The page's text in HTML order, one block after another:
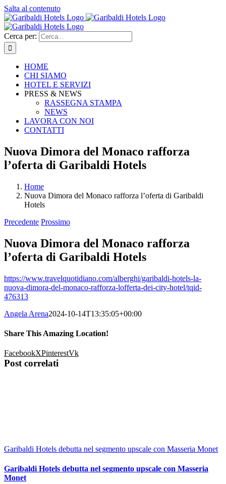
Salta al contenuto
Cerca per:
HOME
CHI SIAMO
HOTEL E SERVIZI
PRESS & NEWS
RASSEGNA STAMPA
NEWS
LAVORA CON NOI
CONTATTI
Nuova Dimora del Monaco rafforza
l’oferta di Garibaldi Hotels
Home
Nuova Dimora del Monaco rafforza l’oferta di Garibaldi
Hotels
Precedente Prossimo
Nuova Dimora del Monaco rafforza
l’oferta di Garibaldi Hotels
https://www.travelquotidiano.com/alberghi/garibaldi-hotels-la-
nuova-dimora-del-monaco-rafforza-lofferta-dei-city-hotel/tqid-
476313
Angela Arena2024-10-14T13:35:05+00:00
Share This Amazing Location!
FacebookXPinterestVk
Post correlati
Garibaldi Hotels debutta nel segmento upscale con Masseria Monet
Garibaldi Hotels debutta nel segmento upscale con Masseria
Monet